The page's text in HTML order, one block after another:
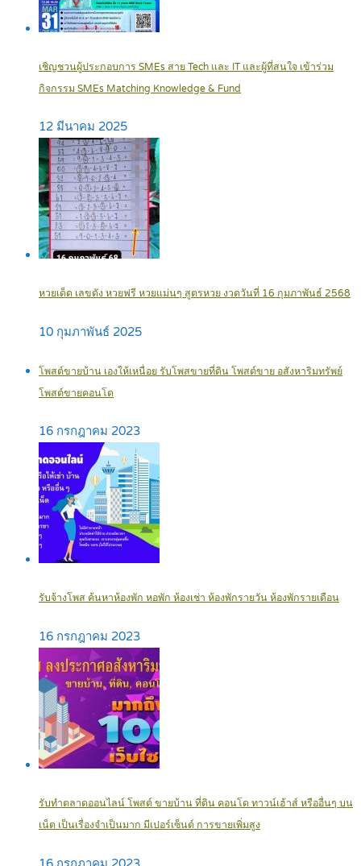
เชิญชวนผู้ประกอบการ SMEs สาย Tech และ IT และผู้ที่สนใจ เข้าร่วม
กิจกรรม SMEs Matching Knowledge & Fund
12 มีนาคม 2025
หวยเด็ด เลขดัง หวยฟรี หวยแม่นๆ สูตรหวย งวดวันที่ 16 กุมภาพันธ์ 2568
10 กุมภาพันธ์ 2025
โพสต์ขายบ้าน เองให้เหนื่อย รับโพสขายที่ดิน โพสต์ขาย อสังหาริมทรัพย์
โพสต์ขายคอนโด
16 กรกฎาคม 2023
รับจ้างโพส ค้นหาห้องพัก หอพัก ห้องเช่า ห้องพักรายวัน ห้องพักรายเดือน
16 กรกฎาคม 2023
รับทำตลาดออนไลน์ โพสต์ ขายบ้าน ที่ดิน คอนโด ทาวน์เฮ้าส์ หรืออื่นๆ บน
เน็ต เป็นเรื่องจำเป็นมาก มีเปอร์เซ็นต์ การขายเพิ่มสูง